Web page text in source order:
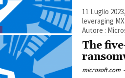
11 Luglio 2023, 1:32 Meet unprecedented
leveraging MXDR services Leggi
Autore :
The
microsoft.com -